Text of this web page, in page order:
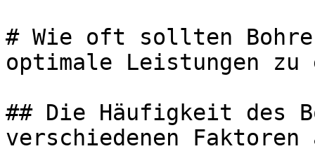
# Wie oft sollten
optimale Leistungen zu
## Die Häufigkeit des
verschiedenen Faktoren